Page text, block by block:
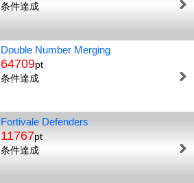
条件達成
Double Number Merging
64709pt
条件達成
Fortivale Defenders
11767pt
条件達成